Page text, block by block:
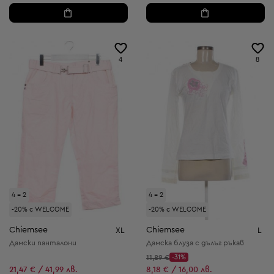
4 = 2
-20% с WELCOME
4
Chiemsee XL
Дамски панталони
21,47 € / 41,99 лв.
4 = 2
-20% с WELCOME
8
Chiemsee L
Дамска блуза с дълъг ръкав
Начална цена:
11,89 €
Discount Price:
-31%
Намалена цена:
8,18 € / 16,00 лв.